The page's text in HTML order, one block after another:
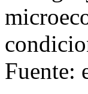
Fuente: